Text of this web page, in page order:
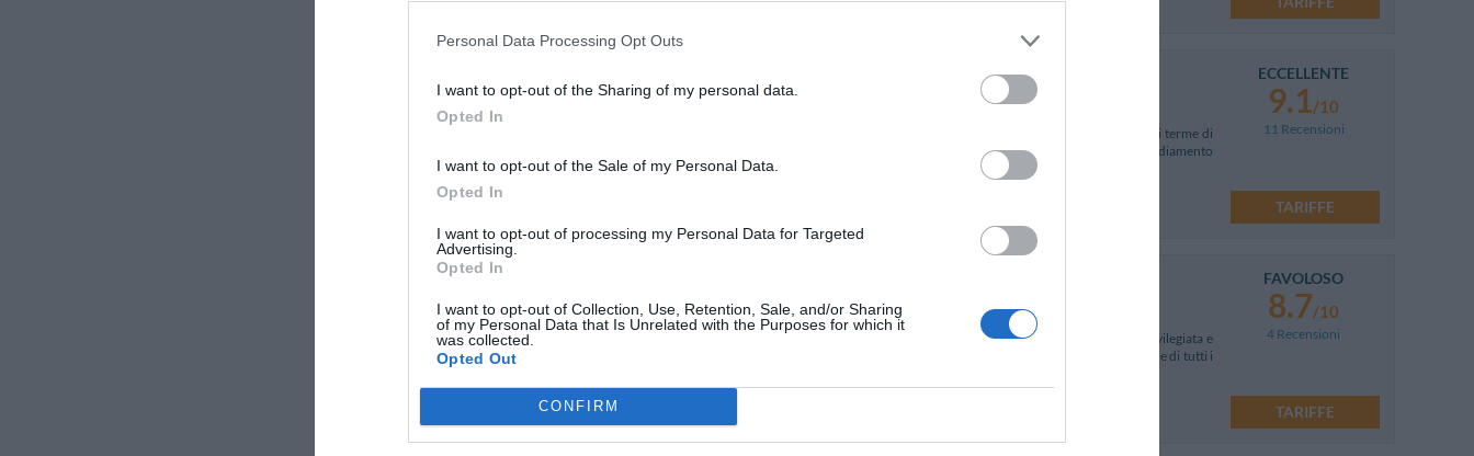
Personal Data Processing Opt Outs
I want to opt-out of the Sharing of my personal data.
Opted In
I want to opt-out of the Sale of my Personal Data.
Opted In
I want to opt-out of processing my Personal Data for Targeted
Advertising.
Opted In
I want to opt-out of Collection, Use, Retention, Sale, and/or Sharing
of my Personal Data that Is Unrelated with the Purposes for which it
was collected.
Opted Out
CONFIRM
Via Castello 4,Tabiano Castello
L’Hotel Antico Borgo Di Tabiano si trova a Tabiano Castello antica città a breve distanza dalle celebri terme di
Tabiano e Salsomaggiore. La struttura risale all’XI secolo ed è stata costruita sulle rovine di un insediamento
romano, oggi trasformata in...
ECCELLENTE
9.1/10
11 Recensioni
TARIFFE
viale Fidenza 43,Tabiano Terme
Mappa
L'Hotel Boomerang è una struttura 3 stelle Superior situata a Tabiano Terme, in una posizione privilegiata e
tranquilla a pochi passi dal centro. Ideale per una vacanza di puro relax e benessere, l'albergo dispone di tutti i
FAVOLOSO
8.7/10
4 Recensioni
TARIFFE